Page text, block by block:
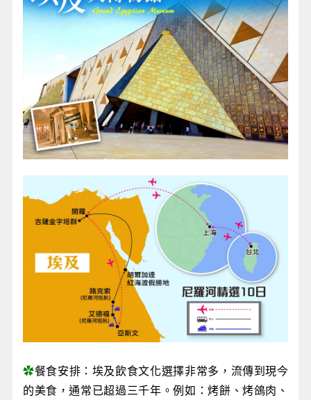
✿餐食安排：埃及飲食文化選擇非常多，流傳到現今
的美食，通常已超過三千年。例如：烤餅、烤鴿肉、